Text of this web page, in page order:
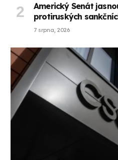
Americký Senát
protiruských
7 srpna, 2026